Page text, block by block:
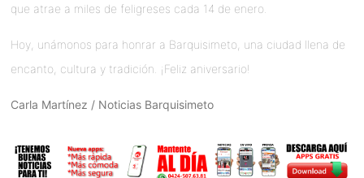
que atrae a miles de feligreses cada 14 de enero.
Hoy, unámonos para honrar a Barquisimeto, una ciudad llena de
encanto, cultura y tradición. ¡Feliz aniversario!
Carla Martínez / Noticias Barquisimeto